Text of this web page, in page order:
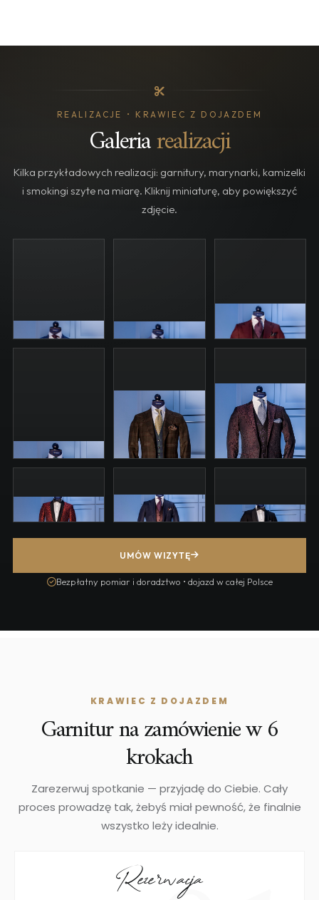
REALIZACJE • KRAWIEC Z DOJAZDEM
Galeriarealizacji
Kilka przykładowych realizacji: garnitury, marynarki, kamizelki
i smokingi szyte na miarę. Kliknij miniaturę, aby powiększyć
zdjęcie.
GARNITURY NA MIARĘ MARYNARKI NA MIARĘ
SZYCIE NA MIARĘ
DETALE I DOPASOWANIE
KAMIZELKI
KLASYKA
ŚLUBNE
BIZNES
SMOKING
UMÓW WIZYTĘ
Bezpłatny pomiar i doradztwo • dojazd w całej Polsce
KRAWIEC Z DOJAZDEM
Garnitur na zamówienie w 6
krokach
Zarezerwuj spotkanie — przyjadę do Ciebie. Cały
proces prowadzę tak, żebyś miał pewność, że finalnie
wszystko leży idealnie.
Rezerwacja